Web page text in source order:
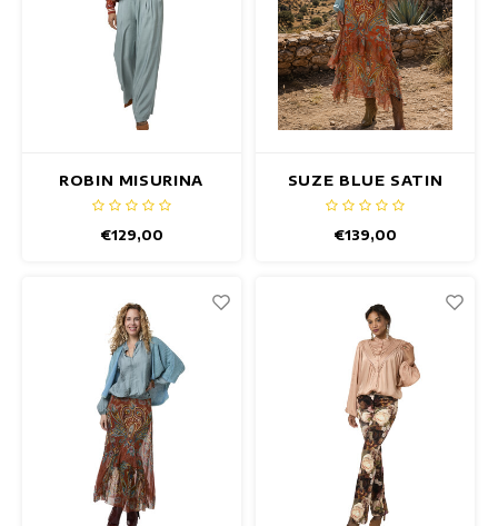
ROBIN MISURINA
TOP
€129,00
SUZE BLUE SATIN
TOP
€139,00